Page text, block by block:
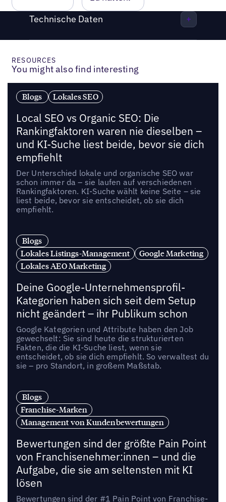
Technische Daten
RESOURCES
You might also find interesting
Blogs Lokales SEO
Local SEO vs Organic SEO: Die
Rankingfaktoren waren nie dieselben –
und KI-Suche liest beide, bevor sie dich
empfiehlt
Der Unterschied lokale und organische SEO war
schon immer da – sie laufen auf verschiedenen
Rankingfaktoren. KI-Suche wählt keine Seite – sie
liest beide, bevor sie entscheidet, ob sie dich
empfiehlt.
Blogs
Lokales Listings-Management
Google Marketing
Lokales AEO Marketing
Deine Google-Unternehmensprofil-
Kategorien haben sich seit dem Setup
nicht geändert – ihr Publikum schon
Google Kategorien und Attribute haben den Job
gewechselt: Sie sind heute die strukturierten
Fakten, die die KI-Suche liest, wenn sie
entscheidet, ob sie dich empfiehlt. So verwaltest du
sie – pro Standort, in großem Maßstab.
Blogs
Franchise-Marken
Management von Kundenbewertungen
Bewertungen sind der größte Pain Point
von Franchisenehmer:innen – und die
Aufgabe, die sie am seltensten mit KI
lösen
Bewertungen sind der #1 Pain Point von Franchise-